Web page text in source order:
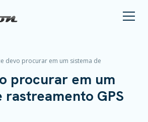
devo procurar em um sistema de
procurar em um
rastreamento GPS